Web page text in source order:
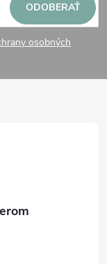
osobných
ODOBERAŤ